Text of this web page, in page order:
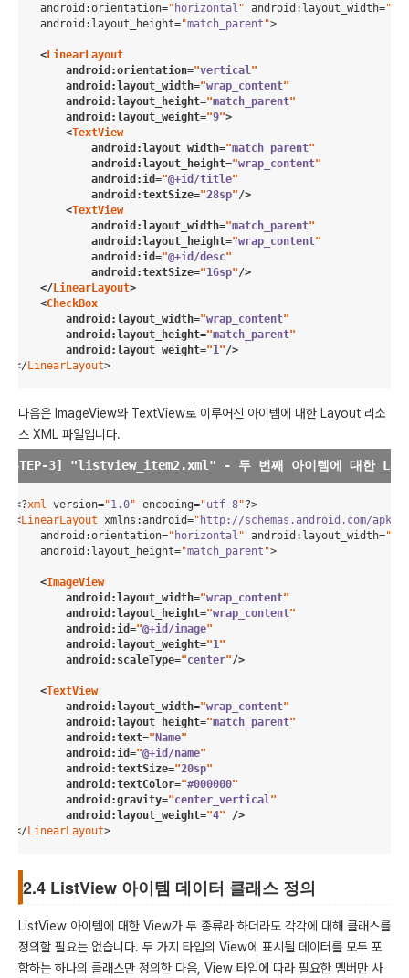
android :orientation=" horizontal " android : layout_width="
android : layout_height="match_parent ">
    <
LinearLayout
android :orientation="vertical "
android :layout_width="wrap_content"
android :layout_height="match_parent"
android :layout_weight="9">
        <
TextView
android :layout_width="match_parent"
android :layout_height="wrap_content"
android : id="@+id/title"
android :textSize="28sp"/>
        <
TextView
android :layout_width="match_parent"
android :layout_height="wrap_content"
android : id="@+id/desc"
android :textSize="16sp"/>
    </
LinearLayout>
    <
CheckBox
android :layout_width="wrap_content"
android :layout_height="match_parent"
android :layout_weight="1 "/>
</LinearLayout>
다음은 ImageView와 TextView로 이루어진 아이템에 대한 Layout 리소
스 XML 파일입니다.
<?xml version="1.0" encoding="utf-8"?>
<LinearLayout xmlns :android=" http://schemas.android.com/apk/
android :orientation=" horizontal " android : layout_width="
android : layout_height="match_parent ">
    <
ImageView
android :layout_width="wrap_content"
android :layout_height="wrap_content"
android : id="@+id/image"
android :layout_weight="1 "
android : scaleType="center"/>
    <
TextView
android :layout_width="wrap_content"
android :layout_height="match_parent"
android :text="Name"
android : id="@+id/name"
android :textSize="20sp"
android :textColor="#000000"
android :gravity="center_vertical "
android :layout_weight="4" />
</LinearLayout>
2.4 ListView 아이템 데이터 클래스 정의
ListView 아이템에 대한 View가 두 종류라 하더라도 각각에 대해 클래스를
정의할 필요는 없습니다. 두 가지 타입의 View에 표시될 데이터를 모두 포
함하는 하나의 클래스만 정의한 다음, View 타입에 따라 필요한 멤버만 사